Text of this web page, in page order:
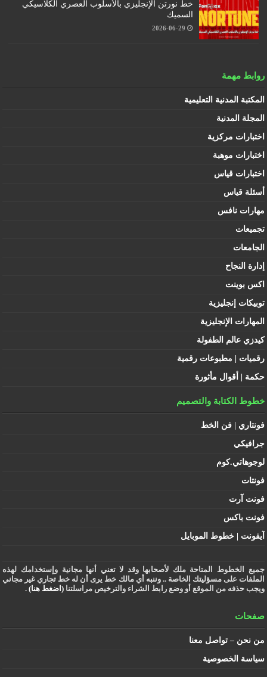
خط نورتن الإنجليزي بالأسلوب العصري الكلاسيكي
السميك
2026-06-29
روابط مهمة
المكتبة المدنية التعليمية
المجلة المدنية
اختبارات مركزية
اختبارات موهبة
اختبارات قياس
أسئلة قياس
مهارات نافس
تجميعات
الجامعات
إدارة النجاح
اكس بوينت
توبيكات إنجليزية
المهارات الإنجليزية
كيدزي عالم الطفولة
رقميات | مطبوعات رقمية
حكمة | أقوال مأثورة
خطوط الكتابة والتصميم
فونتاري | فن الخط
جرافيكي
لوجوهاتي.كوم
فونتات
فونت آرت
فونت باكس
آيفونت | خطوط الموبايل
جميع الخطوط المتاحة ملك لأصحابها وقد لا تعني أنها مجانية وإستخدامك لهذه
الملفات على مسؤليتك الخاصة .. وننبه أي مالك خط يرى أن له خط تجاري غير مجاني
ويجب حذفه من الموقع أو وضع رابط الشراء والترخيص مراسلتنا(اضغط هنا) .
صفحات
من نحن – تواصل معنا
سياسة الخصوصية